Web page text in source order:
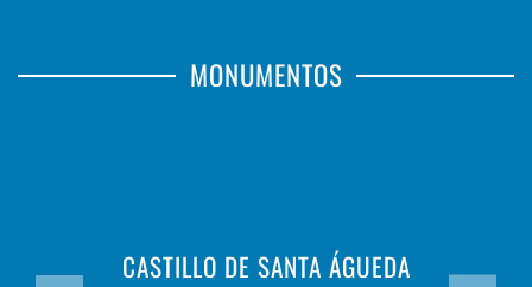
MONUMENTOS
CASTILLO DE SANTA ÁGUEDA